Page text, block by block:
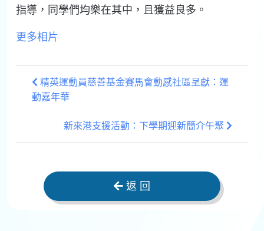
指導，同學們均樂在其中，且獲益良多。
更多相片
精英運動員慈善基金賽馬會動感社區呈獻：運
動嘉年華
新來港支援活動：下學期迎新簡介午聚
返 回